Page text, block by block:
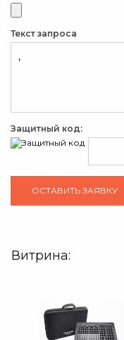
Текст запроса
Защитный код:
Витрина: